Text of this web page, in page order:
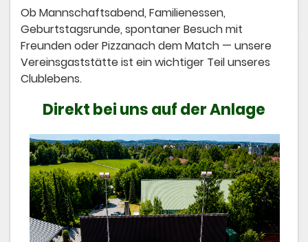
Ob Mannschaftsabend, Familienessen,
Geburtstagsrunde, spontaner Besuch mit
Freunden oder Pizzanach dem Match — unsere
Vereinsgaststätte ist ein wichtiger Teil unseres
Clublebens.
Direkt bei uns auf der Anlage